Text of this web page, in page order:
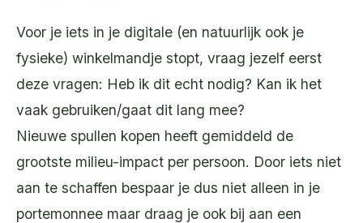
Voor je iets in je digitale (en natuurlijk ook je
fysieke) winkelmandje stopt, vraag jezelf eerst
deze vragen: Heb ik dit echt nodig? Kan ik het
vaak gebruiken/gaat dit lang mee?
Nieuwe spullen kopen heeft gemiddeld de
grootste milieu-impact per persoon. Door iets niet
aan te schaffen bespaar je dus niet alleen in je
portemonnee maar draag je ook bij aan een